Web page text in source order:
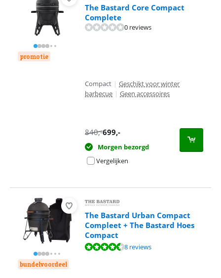
promotie
The Bastard Core Compact
Complete
0 reviews
Compact | Geschikt voor winter
barbecue | Geen accessoires
840,-699,-
Morgen bezorgd
Vergelijken
bundelvoordeel
The Bastard Urban Compact
Compleet + The Bastard Hoes
Compact
Beoordeling is 9,1 van de 10, gebaseerd op 8 reviews.
8 reviews